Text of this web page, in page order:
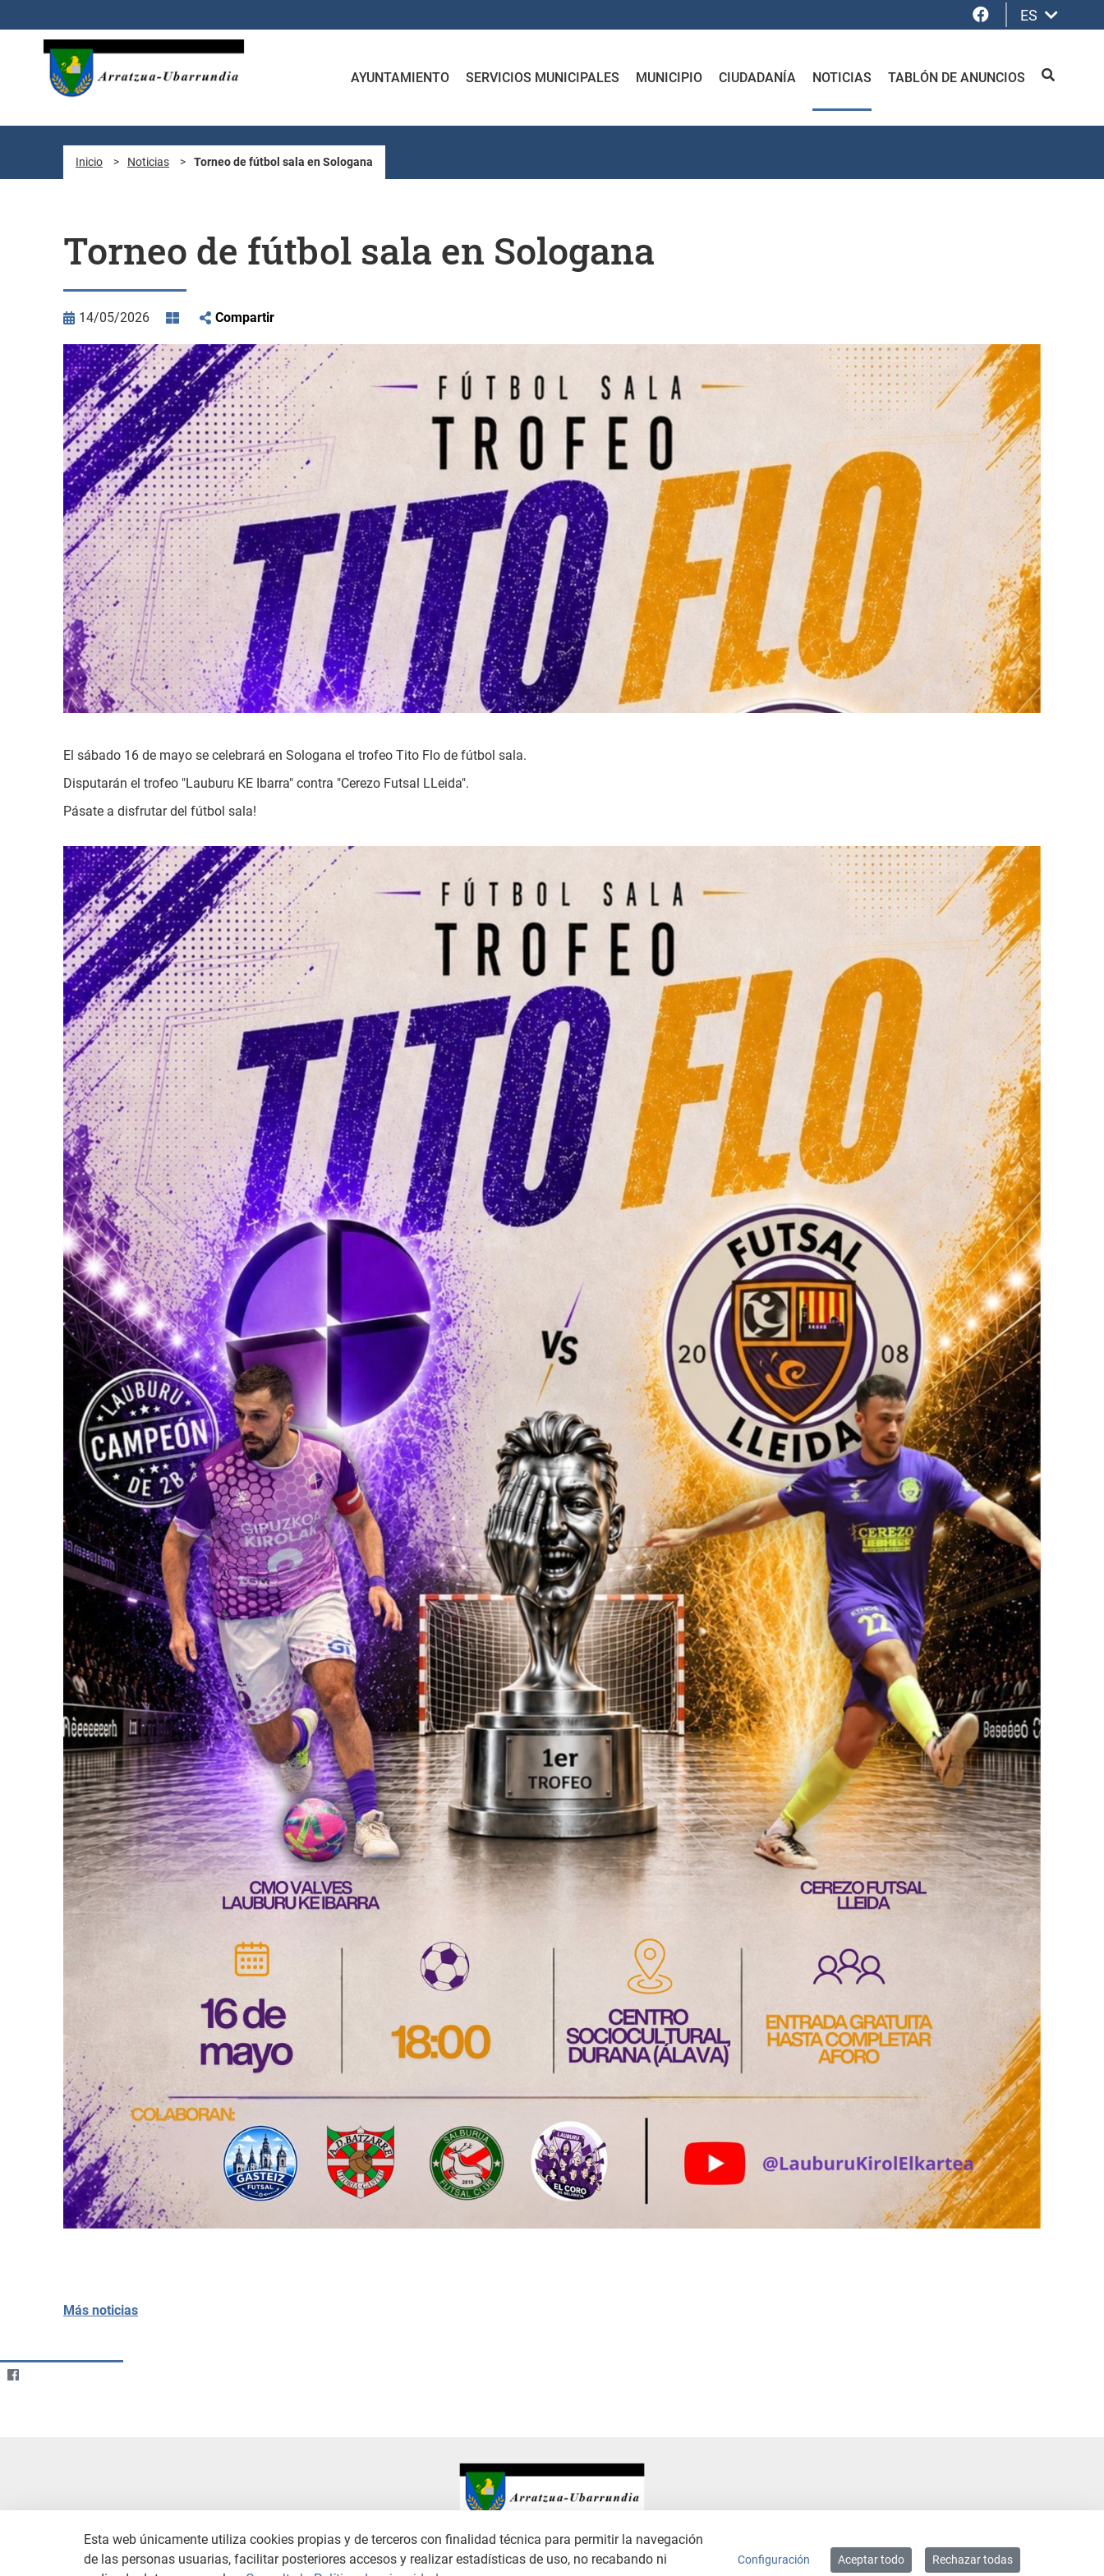
Facebook
ES
AYUNTAMIENTO SERVICIOS MUNICIPALES MUNICIPIO CIUDADANÍA NOTICIAS TABLÓN DE ANUNCIOS BUSCAR
Inicio > Noticias > Torneo de fútbol sala en Sologana
Torneo de fútbol sala en Sologana
14/05/2026 Compartir
El sábado 16 de mayo se celebrará en Sologana el trofeo Tito Flo de fútbol sala.
Disputarán el trofeo "Lauburu KE Ibarra" contra "Cerezo Futsal LLeida".
Pásate a disfrutar del fútbol sala!
Más noticias
CONTACTO AVISO LEGAL CANAL DE DENUNCIAS POLÍTICA DE PRIVACIDAD POLÍTICA DE COOKIES ACCESIBILIDAD MAPA WEB
Esta web únicamente utiliza cookies propias y de terceros con finalidad técnica para permitir la navegación
de las personas usuarias, facilitar posteriores accesos y realizar estadísticas de uso, no recabando ni
Configuración Aceptar todo Rechazar todas